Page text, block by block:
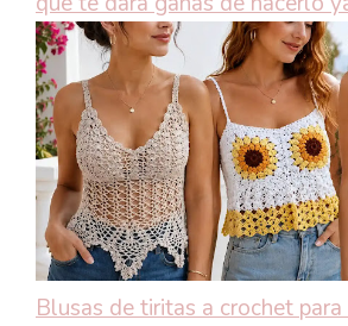
Blusas de tiritas a crochet